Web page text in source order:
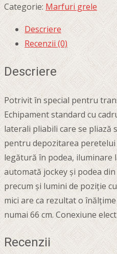
Categorie:Marfuri grele
Descriere
Recenzii (0)
Descriere
Potrivit în special pentru
Echipament standard cu
laterali pliabili care se pliază
pentru depozitarea peretelui
legătură în podea,
automată jockey și podea
precum și lumini de poziție
mici are ca rezultat o
numai 66 cm. Conexiune
Recenzii